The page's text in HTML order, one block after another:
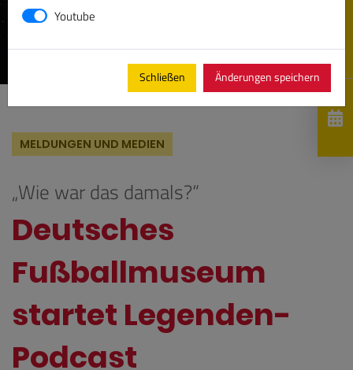
MELDUNGEN UND MEDIEN
„Wie war das damals?“
Deutsches
Fußballmuseum
startet Legenden-
Podcast
Youtube
Schließen Änderungen speichern